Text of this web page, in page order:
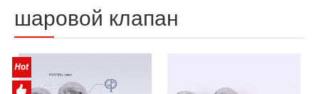
шаровой клапан